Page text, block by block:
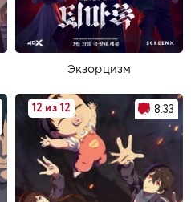
Экзорцизм
12 из 12 8.33